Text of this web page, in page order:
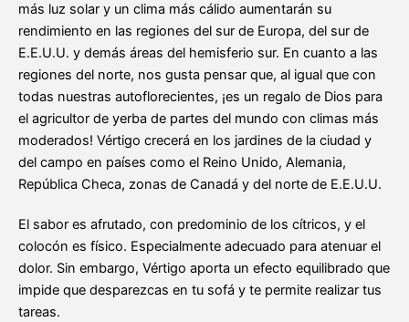
más luz solar y un clima más cálido aumentarán su
rendimiento en las regiones del sur de Europa, del sur de
E.E.U.U. y demás áreas del hemisferio sur. En cuanto a las
regiones del norte, nos gusta pensar que, al igual que con
todas nuestras autoflorecientes, ¡es un regalo de Dios para
el agricultor de yerba de partes del mundo con climas más
moderados! Vértigo crecerá en los jardines de la ciudad y
del campo en países como el Reino Unido, Alemania,
República Checa, zonas de Canadá y del norte de E.E.U.U.
El sabor es afrutado, con predominio de los cítricos, y el
colocón es físico. Especialmente adecuado para atenuar el
dolor. Sin embargo, Vértigo aporta un efecto equilibrado que
impide que desparezcas en tu sofá y te permite realizar tus
tareas.